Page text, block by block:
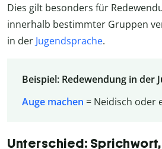
Dies gilt besonders für
innerhalb bestimmter Gruppen
in der Jugendsprache.
Beispiel: Redewendung in der
Auge machen = Neidisch oder
Unterschied: